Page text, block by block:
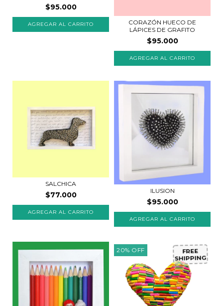
$95.000
CORAZÓN HUECO DE
LÁPICES DE GRAFITO
$95.000
SALCHICA
$77.000
ILUSION
$95.000
20% OFF FREE
SHIPPING